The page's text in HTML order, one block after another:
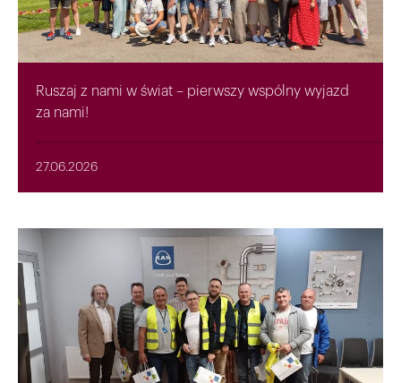
Ruszaj z nami w świat – pierwszy wspólny wyjazd
za nami!
27.06.2026